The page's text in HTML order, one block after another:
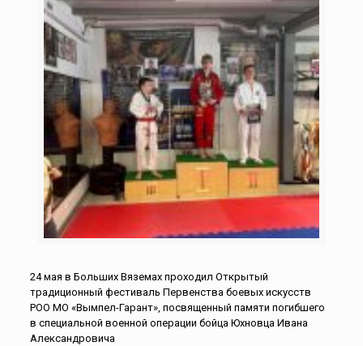
24 мая в Больших Вяземах проходил Открытый
традиционный фестиваль Первенства боевых искусств
РОО МО «Вымпел-Гарант», посвященный памяти погибшего
в специальной военной операции бойца Юхновца Ивана
Александровича